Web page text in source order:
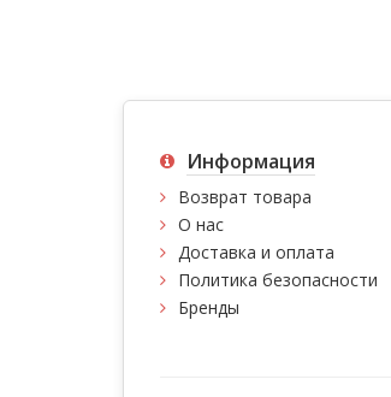
Информация
Возврат товара
О нас
Доставка и оплата
Политика безопасности
Бренды